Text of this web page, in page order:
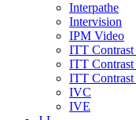
Interpathe
Intervision
IPM Video
ITT
ITT Contrast
ITT Contrast
IVC
IVE